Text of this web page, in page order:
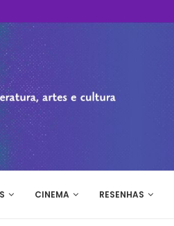
CINEMA RESENHAS